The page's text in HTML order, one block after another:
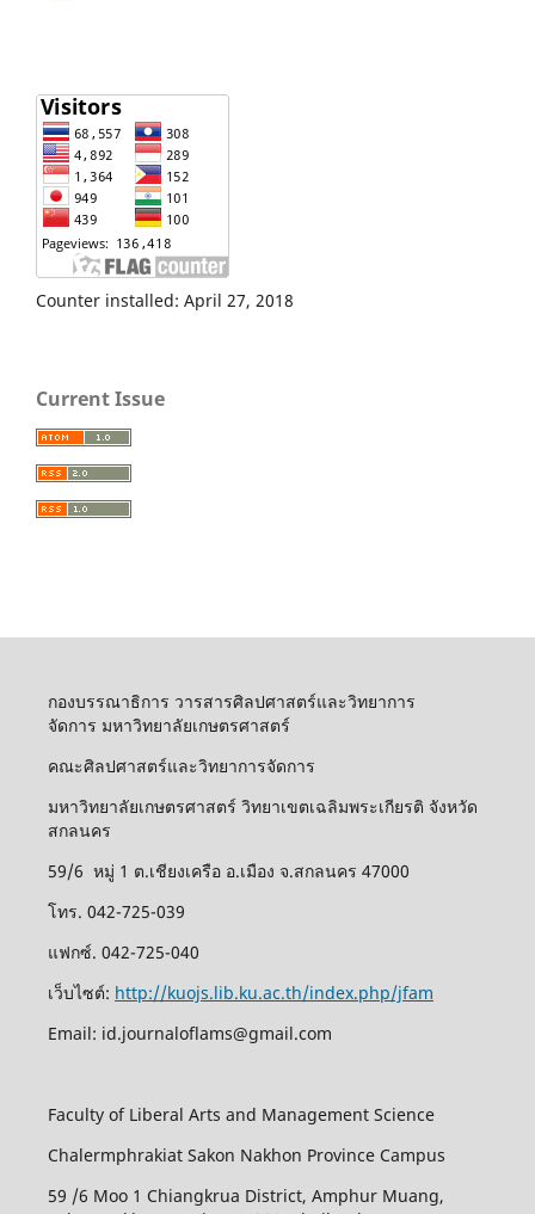
Counter installed: April 27, 2018
Current Issue
กองบรรณาธิการ วารสารศิลปศาสตร์และวิทยาการ
จัดการ มหาวิทยาลัยเกษตรศาสตร์
คณะศิลปศาสตร์และวิทยาการจัดการ
มหาวิทยาลัยเกษตรศาสตร์ วิทยาเขตเฉลิมพระเกียรติ จังหวัด
สกลนคร
59/6 หมู่ 1 ต.เชียงเครือ อ.เมือง จ.สกลนคร 47000
โทร. 042-725-039
แฟกซ์. 042-725-040
เว็บไซต์: http://kuojs.lib.ku.ac.th/index.php/jfam
Email: id.journaloflams@gmail.com
Faculty of Liberal Arts and Management Science
Chalermphrakiat Sakon Nakhon Province Campus
59 /6 Moo 1 Chiangkrua District, Amphur Muang,